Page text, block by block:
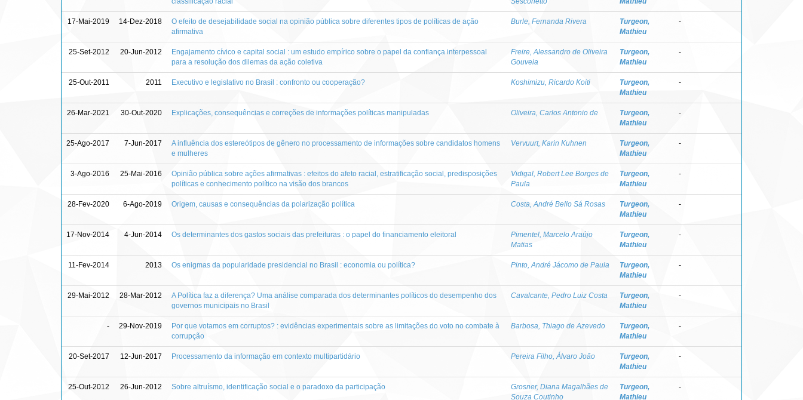
17-Mai-2019 14-Dez-2018
O efeito de desejabilidade social na opinião pública sobre diferentes tipos de políticas de ação
afirmativa
Burle, Fernanda Rivera
Turgeon,
Mathieu
-
25-Set-2012 20-Jun-2012
Engajamento cívico e capital social : um estudo empírico sobre o papel da confiança interpessoal
para a resolução dos dilemas da ação coletiva
Freire, Alessandro de Oliveira
Gouveia
Turgeon,
Mathieu
-
25-Out-2011 2011 Executivo e legislativo no Brasil : confronto ou cooperação? Koshimizu, Ricardo Koiti
Turgeon,
Mathieu
-
26-Mar-2021 30-Out-2020 Explicações, consequências e correções de informações políticas manipuladas Oliveira, Carlos Antonio de
Turgeon,
Mathieu
-
25-Ago-2017 7-Jun-2017
A influência dos estereótipos de gênero no processamento de informações sobre candidatos homens
e mulheres
Vervuurt, Karin Kuhnen
Turgeon,
Mathieu
-
3-Ago-2016 25-Mai-2016
Opinião pública sobre ações afirmativas : efeitos do afeto racial, estratificação social, predisposições
políticas e conhecimento político na visão dos brancos
Vidigal, Robert Lee Borges de
Paula
Turgeon,
Mathieu
-
28-Fev-2020 6-Ago-2019 Origem, causas e consequências da polarização política Costa, André Bello Sá Rosas
Turgeon,
Mathieu
-
17-Nov-2014 4-Jun-2014 Os determinantes dos gastos sociais das prefeituras : o papel do financiamento eleitoral
Pimentel, Marcelo Araújo
Matias
Turgeon,
Mathieu
-
11-Fev-2014 2013 Os enigmas da popularidade presidencial no Brasil : economia ou política? Pinto, André Jácomo de Paula
Turgeon,
Mathieu
-
29-Mai-2012 28-Mar-2012
A Política faz a diferença? Uma análise comparada dos determinantes políticos do desempenho dos
governos municipais no Brasil
Cavalcante, Pedro Luiz Costa
Turgeon,
Mathieu
-
- 29-Nov-2019
Por que votamos em corruptos? : evidências experimentais sobre as limitações do voto no combate à
corrupção
Barbosa, Thiago de Azevedo
Turgeon,
Mathieu
-
20-Set-2017 12-Jun-2017 Processamento da informação em contexto multipartidário Pereira Filho, Álvaro João
Turgeon,
Mathieu
-
25-Out-2012 26-Jun-2012 Sobre altruísmo, identificação social e o paradoxo da participação
Grosner, Diana Magalhães de
Souza Coutinho
Turgeon,
Mathieu
-